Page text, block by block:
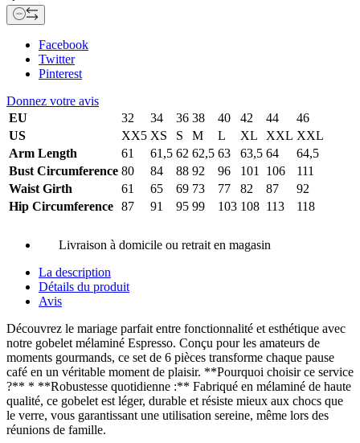
Facebook
Twitter
Pinterest
Donnez votre avis
EU
32 34 36 38 40 42 44
46
US
XX5 XS S M L XL XXL XXL
Arm Length
61 61,5 62 62,5 63 63,5 64
64,5
Bust Circumference 80 84 88 92 96 101 106
111
Waist Girth
61 65 69 73 77 82 87
92
Hip Circumference 87 91 95 99 103 108 113 118
Livraison à domicile ou retrait en magasin
La description
Détails du produit
Avis
Découvrez le mariage parfait entre fonctionnalité et esthétique avec
notre gobelet mélaminé Espresso. Conçu pour les amateurs de
moments gourmands, ce set de 6 pièces transforme chaque pause
café en un véritable moment de plaisir. **Pourquoi choisir ce service
?** * **Robustesse quotidienne :** Fabriqué en mélaminé de haute
qualité, ce gobelet est léger, durable et résiste mieux aux chocs que
le verre, vous garantissant une utilisation sereine, même lors des
réunions de famille.